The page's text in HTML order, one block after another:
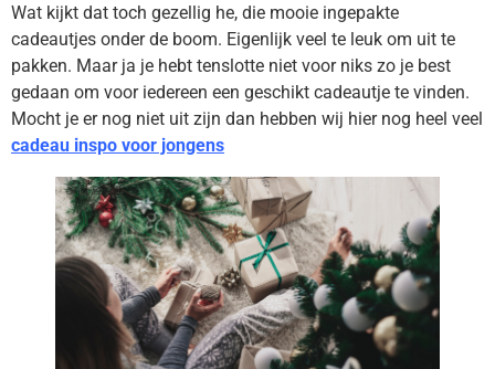
Wat kijkt dat toch gezellig he, die mooie ingepakte
cadeautjes onder de boom. Eigenlijk veel te leuk om uit te
pakken. Maar ja je hebt tenslotte niet voor niks zo je best
gedaan om voor iedereen een geschikt cadeautje te vinden.
Mocht je er nog niet uit zijn dan hebben wij hier nog heel veel
cadeau inspo voor jongens